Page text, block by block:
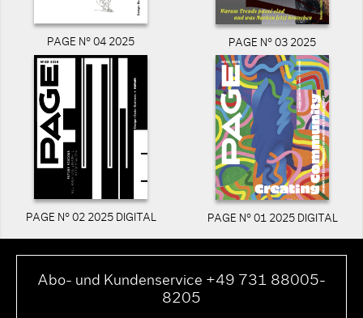
PAGE N° 04 2025 PAGE N° 03 2025
PAGE N° 02 2025 DIGITAL PAGE N° 01 2025 DIGITAL
Abo- und Kundenservice +49 731 88005-
8205